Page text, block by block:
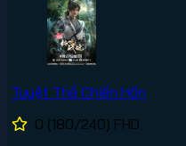
Tuyệt Thế Chiến Hồn
0 (180/240) FHD